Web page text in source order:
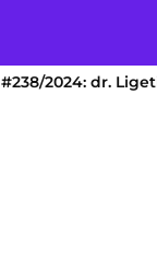
#238/2024: dr.